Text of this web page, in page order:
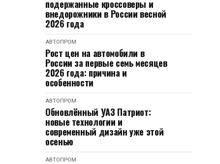
подержанные кроссоверы и
внедорожники в России весной
2026 года
АВТОПРОМ
Рост цен на автомобили в
России за первые семь месяцев
2026 года: причина и
особенности
АВТОПРОМ
Обновлённый УАЗ Патриот:
новые технологии и
современный дизайн уже этой
осенью
АВТОПРОМ